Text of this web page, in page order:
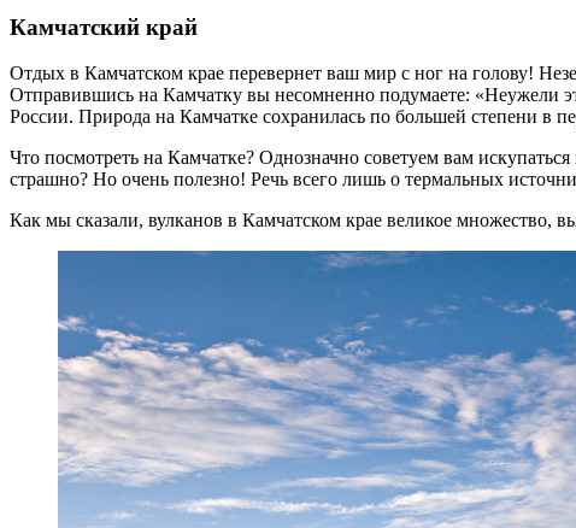
Камчатский край
Отдых в Камчатском крае перевернет ваш мир с ног на голову!
Отправившись на Камчатку вы несомненно подумаете: «Неужели
России. Природа на Камчатке сохранилась по большей степени в
Что посмотреть на Камчатке? Однозначно советуем вам
страшно? Но очень полезно! Речь всего лишь о термальных
Как мы сказали, вулканов в Камчатском крае великое